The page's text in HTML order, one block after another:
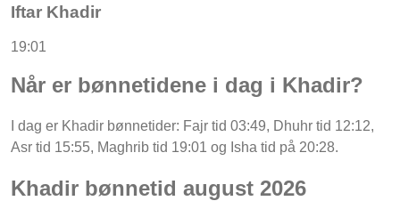
Iftar Khadir
19:01
Når er bønnetidene i dag i Khadir?
I dag er Khadir bønnetider: Fajr tid 03:49, Dhuhr tid 12:12,
Asr tid 15:55, Maghrib tid 19:01 og Isha tid på 20:28.
Khadir bønnetid august 2026